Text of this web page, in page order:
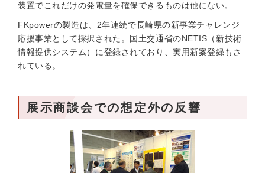
装置でこれだけの発電量を確保できるものは他にない。
FKpowerの製造は、2年連続で長崎県の新事業チャレンジ
応援事業として採択された。国土交通省のNETIS（新技術
情報提供システム）に登録されており、実用新案登録もさ
れている。
展示商談会での想定外の反響